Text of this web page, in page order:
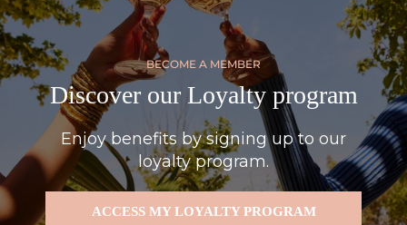
BECOME A MEMBER
Discover our Loyalty program
Enjoy benefits by signing up to our
loyalty program.
ACCESS MY LOYALTY PROGRAM